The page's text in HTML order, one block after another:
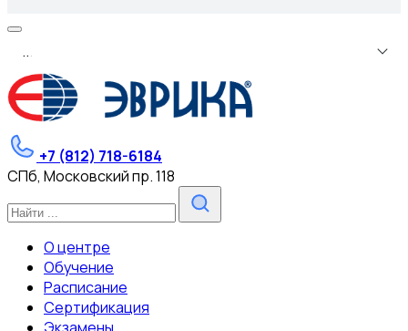
...
+7 (812) 718-6184
СПб, Московский пр. 118
О центре
Обучение
Расписание
Сертификация